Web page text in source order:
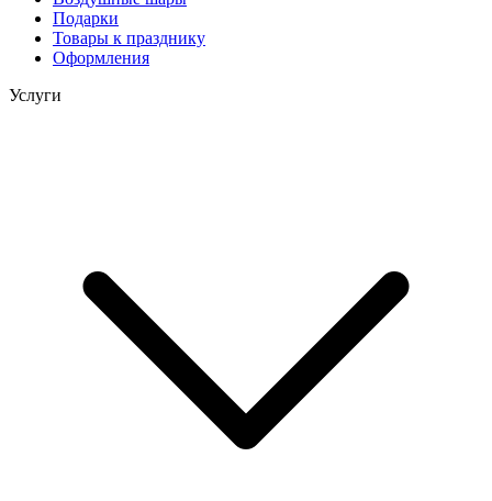
Подарки
Товары к празднику
Оформления
Услуги